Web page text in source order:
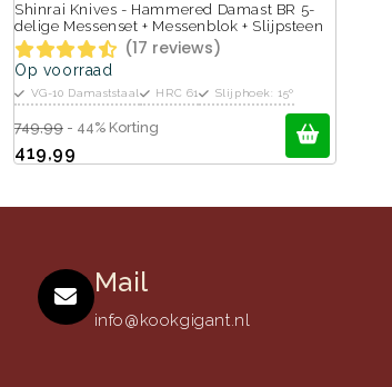
Shinrai Knives - Hammered Damast BR 5-
delige Messenset + Messenblok + Slijpsteen
(17 reviews)
Op voorraad
VG-10 Damaststaal HRC 61 Slijphoek: 15º
749,99 - 44% Korting
419,99
Mail
info@kookgigant.nl